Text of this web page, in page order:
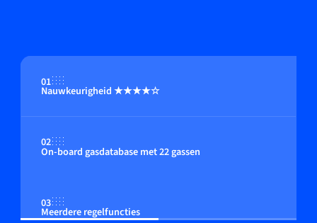
01
Nauwkeurigheid ★★★★☆
02
On-board gasdatabase met 22 gassen
03
Meerdere regelfuncties